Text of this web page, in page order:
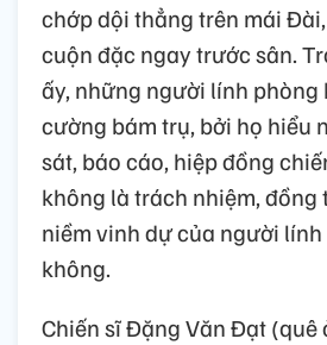
chớp dội thẳng trên mái
cuộn đặc ngay trước sân.
ấy, những người lính phòng
cường bám trụ, bởi họ hiểu
sát, báo cáo, hiệp đồng
không là trách nhiệm, đồng
niềm vinh dự của người
không.
Chiến sĩ Đặng Văn Đạt (quê